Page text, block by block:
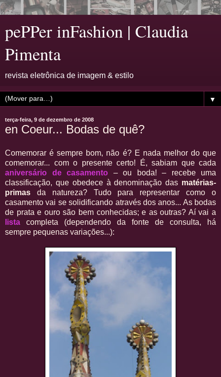
pePPer inFashion | Claudia
Pimenta
revista eletrônica de imagem & estilo
▼
terça-feira, 9 de dezembro de 2008
en Coeur... Bodas de quê?
Comemorar é sempre bom, não é? E nada melhor do que
comemorar... com o presente certo! É, sabiam que cada
aniversário de casamento – ou boda! – recebe uma
classificação, que obedece à denominação das matérias-
primas da natureza? Tudo para representar como o
casamento vai se solidificando através dos anos... As bodas
de prata e ouro são bem conhecidas; e as outras? Aí vai a
lista completa (dependendo da fonte de consulta, há
sempre pequenas variações...):